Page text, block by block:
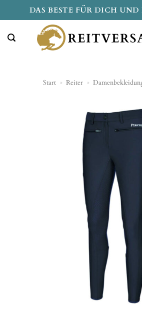
Inhalt
springen
DAS BESTE FÜR DICH UND
Start » Reiter »